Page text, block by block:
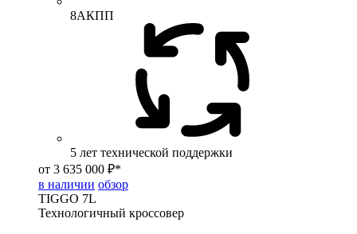
8АКПП
5 лет технической поддержки
от 3 635 000 ₽*
в наличии обзор
TIGGO 7L
Технологичный кроссовер